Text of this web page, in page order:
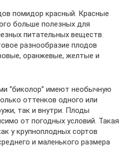
помидор красный. Красные
больше полезных для
питательных веществ.
разнообразие плодов
оранжевые, желтые и
“биколор” имеют необычную
оттенков одного или
так и внутри. Плоды
от погодных условий. Такая
у крупноплодных сортов
и маленького размера